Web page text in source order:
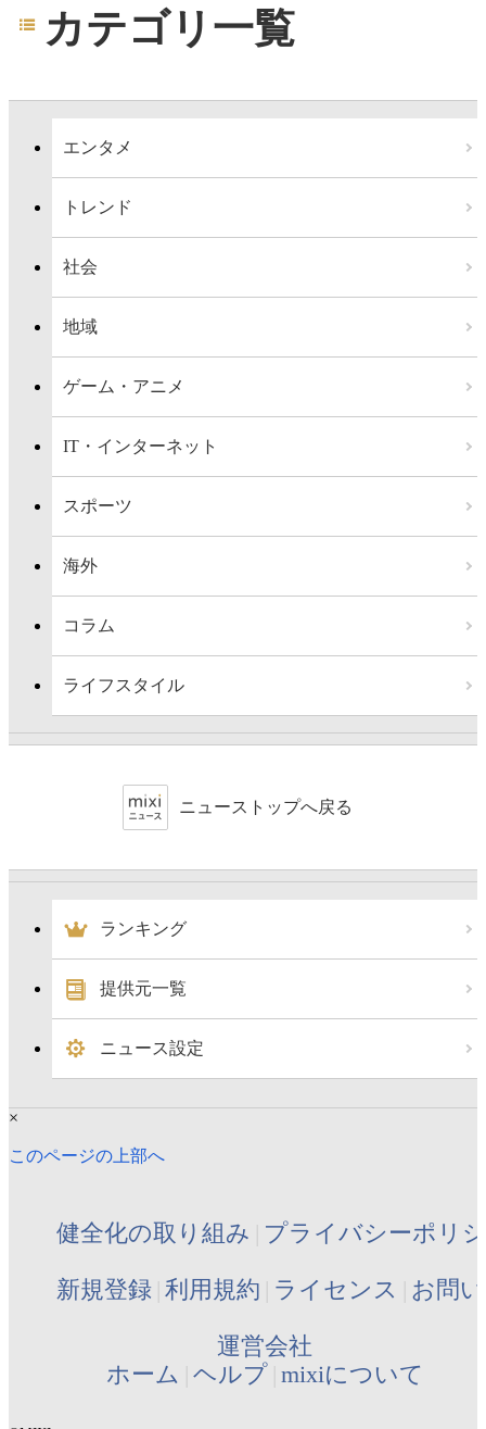
カテゴリ一覧
エンタメ
トレンド
社会
地域
ゲーム・アニメ
IT・インターネット
スポーツ
海外
コラム
ライフスタイル
ニューストップへ戻る
ランキング
提供元一覧
ニュース設定
×
このページの上部へ
健全化の取り組み プライバシーポリ
新規登録 利用規約 ライセンス お問
運営会社
ホーム ヘルプ mixiについて